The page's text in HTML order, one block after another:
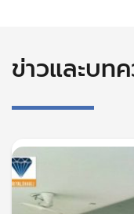
ข่าวและบท